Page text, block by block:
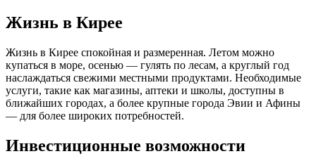
Жизнь в Кирее
Жизнь в Кирее спокойная и размеренная. Летом можно
купаться в море, осенью — гулять по лесам, а круглый год
наслаждаться свежими местными продуктами. Необходимые
услуги, такие как магазины, аптеки и школы, доступны в
ближайших городах, а более крупные города Эвии и Афины
— для более широких потребностей.
Инвестиционные возможности